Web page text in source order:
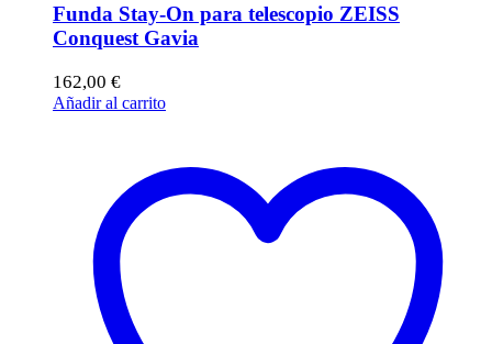
Funda Stay-On para telescopio ZEISS
Conquest Gavia
162,00 €
Añadir al carrito